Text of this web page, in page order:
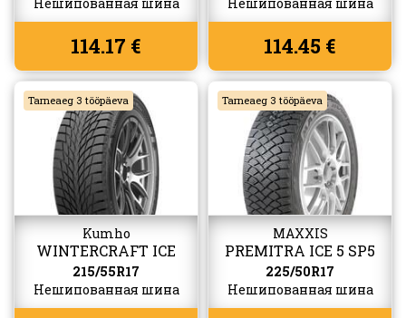
114.17 € 114.45 €
Tarneaeg 3 tööpäeva
Kumho
WINTERCRAFT ICE
WI51
215/55R17
Нешипованная шина
Tarneaeg 3 tööpäeva
MAXXIS
PREMITRA ICE 5 SP5
225/50R17
Нешипованная шина